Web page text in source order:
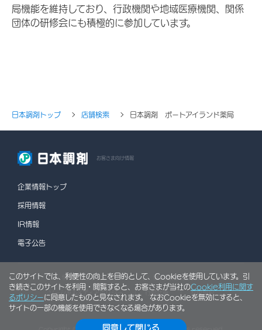
局機能を維持しており、行政機関や地域医療機関、関係
団体の研修会にも積極的に参加しています。
日本調剤トップ 店舗検索 日本調剤 ポートアイランド薬局
お客さま向け情報
企業情報トップ
採用情報
IR情報
電子公告
情報セキュリティポリシー 個人情報保護方針
利用規約
サイトマップ
このサイトでは、利便性の向上を目的として、Cookieを使用しています。引
き続きこのサイトを利用・閲覧すると、お客さまが当社のCookie利用に関す
るポリシーに同意したものと見なされます。 なおCookieを無効にすると、
サイトの一部の機能を使用できなくなる場合があります。
同意して閉じる